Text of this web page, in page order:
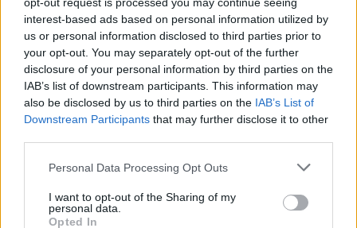
interest-based ads based on personal information utilized by
us or personal information disclosed to third parties prior to
your opt-out. You may separately opt-out of the further
disclosure of your personal information by third parties on the
IAB’s list of downstream participants. This information may
also be disclosed by us to third parties on the IAB’s List of
Downstream Participants that may further disclose it to other
Personal Data Processing Opt Outs
I want to opt-out of the Sharing of my
personal data.
Opted In
Γουατεμάλα: Τέλος της εκρηκτικής δραστηριότητας στο
ηφαίστειο Φουέγο
07:05
Εορτολόγιο: Ποιοι γιορτάζουν σήμερα 6 Αυγούστου
Νέα θωρηκτά των ΗΠΑ θα φέρουν το όνομα του Ντόναλντ
06:45